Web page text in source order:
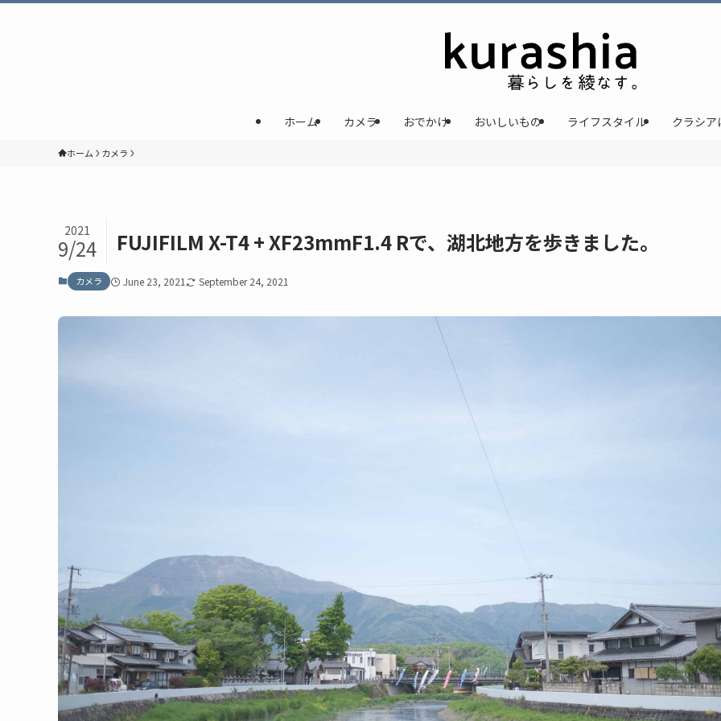
ホーム カメラ おでかけ おいしいもの ライフスタイル クラシア
ホーム カメラ
FUJIFILM X-T4 + XF23mmF1.4 Rで、湖北地方を歩きました。
2021
9/24
カメラ June 23, 2021 September 24, 2021